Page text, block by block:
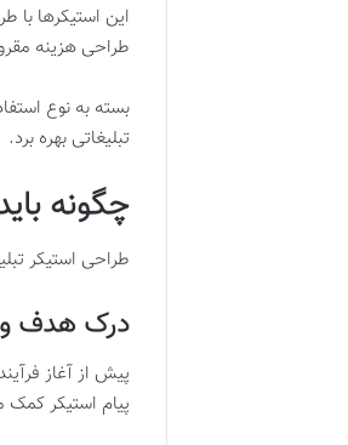
این استیکرها
طراحی هزینه
بسته به نوع
تبلیغاتی بهره برد.
چگونه
طراحی استیکر
درک هدف
پیش از آغاز
پیام استیکر کمک